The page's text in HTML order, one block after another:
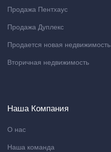
Продажа Пентхаус
Продажа Дуплекс
Продается новая недвижимость
Вторичная недвижимость
Наша Компания
О нас
Наша команда